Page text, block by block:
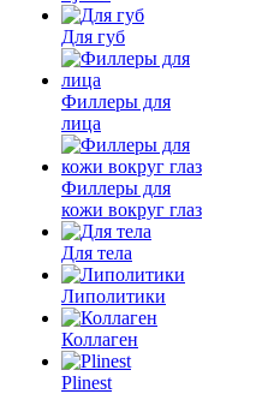
Для губ
Филлеры для
лица
Филлеры для
кожи вокруг глаз
Для тела
Липолитики
Коллаген
Plinest